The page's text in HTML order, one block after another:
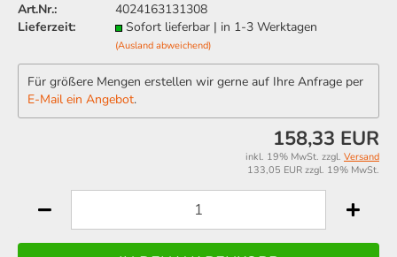
Art.Nr.:
4024163131308
Lieferzeit:
Sofort lieferbar | in 1-3 Werktagen
(Ausland abweichend)
Für größere Mengen erstellen wir gerne auf Ihre Anfrage per
E-Mail ein Angebot.
158,33 EUR
inkl. 19% MwSt. zzgl. Versand
133,05 EUR zzgl. 19% MwSt.